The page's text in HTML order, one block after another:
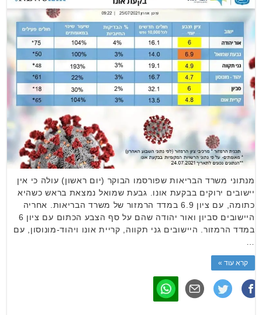
מנתוני משרד הבריאות שפורסמו הבוקר (יום ראשון) עולה כי אין
יישובים ירוקים בבקעת אונו. גבעת שמואל נמצאת בראש כשהיא
כתומה, עם ציון 6.9 במדד הרמזור של משרד הבריאות. אחריה
היישובים סביון ואור יהודה שהם על סף הצבע הכתום עם ציון 6
במדד הרמזור. היישובים גני תקווה, קריית אונו ויהוד-מונוסון, עם
קרא עוד »